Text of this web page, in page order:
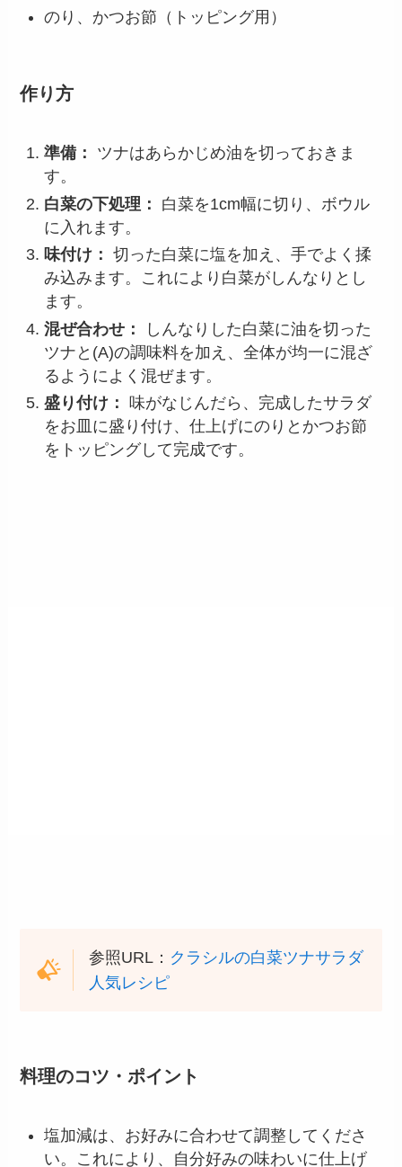
のり、かつお節（トッピング用）
作り方
準備：
ツナはあらかじめ油を切っておきま
す。
白菜の下処理：
白菜を1cm幅に切り、ボウル
に入れます。
味付け： 切った白菜に塩を加え、手でよく揉
み込みます。これにより白菜がしんなりとし
ます。
混ぜ合わせ：
しんなりした白菜に油を切った
ツナと(A)の調味料を加え、全体が均一に混ざ
るようによく混ぜます。
盛り付け： 味がなじんだら、完成したサラダ
をお皿に盛り付け、仕上げにのりとかつお節
をトッピングして完成です。
参照URL： クラシルの白菜ツナサラダ
人気レシピ
料理のコツ・ポイント
塩加減は、お好みに合わせて調整してくださ
い。これにより、自分好みの味わいに仕上げ